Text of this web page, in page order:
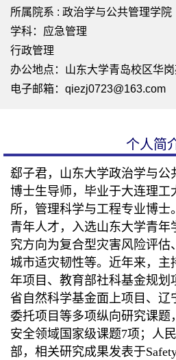
所属院系 : 政治学与公共管理学院
学科：应急管理
行政管理
办公地点：山东大学青岛校区华
电子邮箱： qiezj0723@163.com
个人简
郄子君，山东大学政治学与公
博士生导师，毕业于大连理工
所，管理科学与工程专业博士
青年人才，入选山东大学青年
究方向为复合型灾害风险评估
城市适灾韧性等。近年来，主
年项目、教育部社科基金规划
省自然科学基金面上项目、辽
委托项目等多项纵向研究课题
安全领域国家级课题7项；人
部，相关研究成果发表于